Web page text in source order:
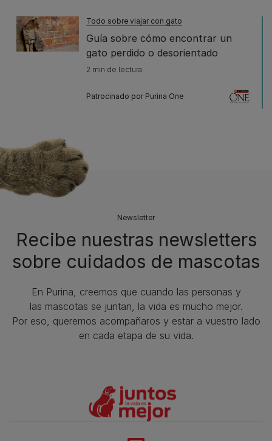
Todo sobre viajar con gato
Guía sobre cómo encontrar un
gato perdido o desorientado
2 min de lectura
Patrocinado por Purina One
Newsletter
Recibe nuestras newsletters
sobre cuidados de mascotas​
En Purina, creemos que cuando las personas y
las mascotas se juntan, la vida es mucho mejor.
Por eso, queremos acompañaros y estar a vuestro lado
en cada etapa de su vida.​